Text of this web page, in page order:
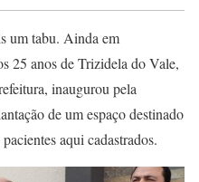
um tabu. Ainda em
25 anos de Trizidela do Vale,
inaugurou pela
de um espaço destinado
aqui cadastrados.